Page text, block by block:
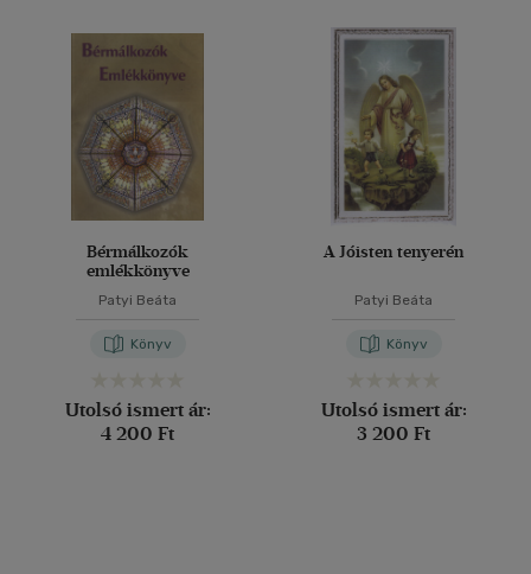
Bérmálkozók
emlékkönyve
Patyi Beáta
Könyv
Utolsó ismert ár:
4 200 Ft
A Jóisten tenyerén
Patyi Beáta
Könyv
Utolsó ismert ár:
3 200 Ft